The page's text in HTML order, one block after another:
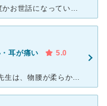
風邪や鼻炎症状が出た時に子供と共に何度かお世話になっている耳鼻科です。キッズスペースもあり子供も連れて行きやすい雰囲気はあります。先生は若い男性の先生で、説明が丁寧で子供にも優しいので安心できます。こ
耳が痛い
5.0
子供と私がお世話になっています。 院長先生は、物腰が柔らかく、優しいです。 説明も丁寧で、分からないことがあっても質問しやすい雰囲気です。 診察もきちんとしてくれます。 病院は混んでいますが、